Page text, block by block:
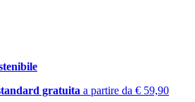
gratuita a partire da € 59,90